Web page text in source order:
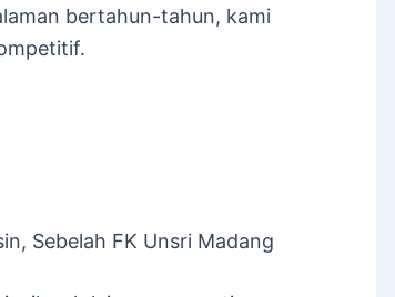
bertahun-tahun, kami
Sebelah FK Unsri Madang